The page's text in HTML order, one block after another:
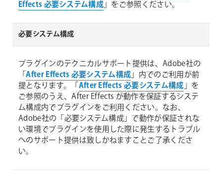
Effects 必要システム構成」をご参照ください。
必要システム構成
プラグインのテクニカルサポート提供は、Adobe社の
「After Effects 必要システム構成」内でのご利用が前
提となります。「 After Effects 必要システム構成 」を
ご参照のうえ、After Effects が動作を保証するシステ
ム構成内でプラグインをご利用ください。なお、
Adobe社の「必要システム構成」で動作が保証されな
い環境でプラグインを使用した際に発生するトラブル
へのサポート提供は致しかねますことご了承くださ
い。